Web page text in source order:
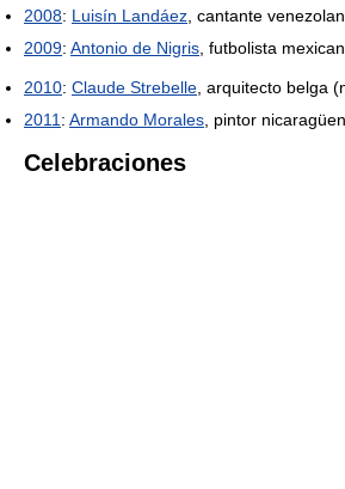
2008: Luisín Landáez, cantante
2009: Antonio de Nigris, futbolista
2010: Claude Strebelle , arquitecto belga
2011 : Armando Morales , pintor
Celebraciones